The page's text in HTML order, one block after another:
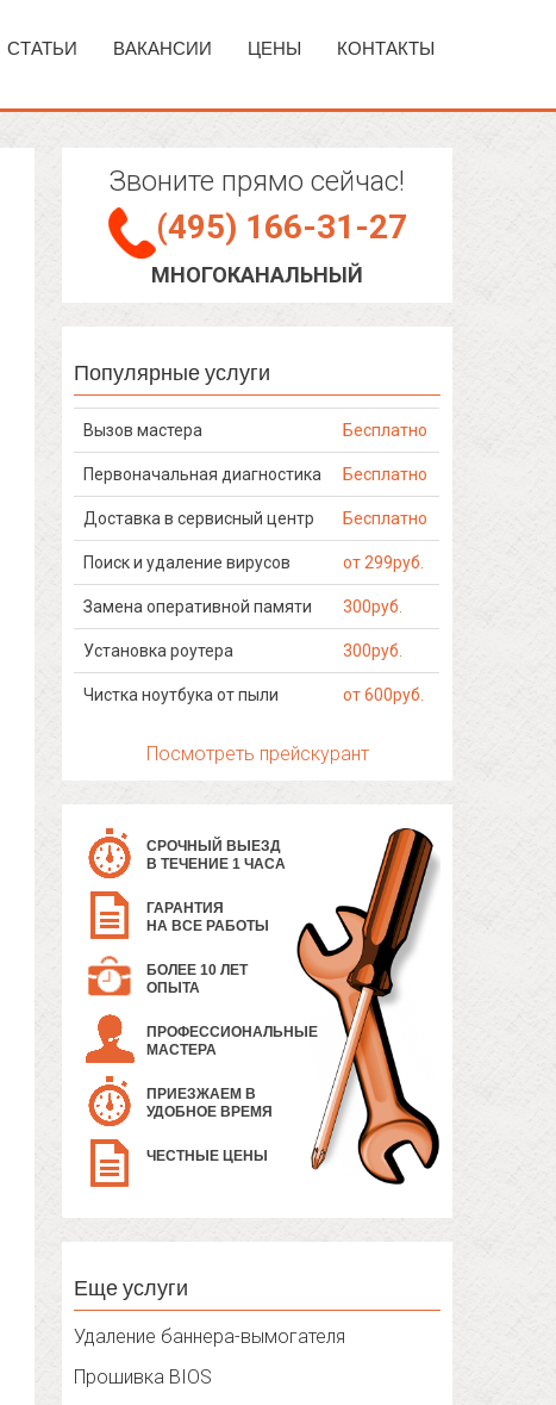
СТАТЬИ ВАКАНСИИ ЦЕНЫ КОНТАКТЫ
Звоните прямо сейчас!
(495) 166-31-27
МНОГОКАНАЛЬНЫЙ
Популярные услуги
Вызов мастера Бесплатно
Первоначальная диагностика Бесплатно
Доставка в сервисный центр Бесплатно
Поиск и удаление вирусов от 299руб.
Замена оперативной памяти 300руб.
Установка роутера 300руб.
Чистка ноутбука от пыли от 600руб.
Посмотреть прейскурант
СРОЧНЫЙ ВЫЕЗД
В ТЕЧЕНИЕ 1 ЧАСА
ГАРАНТИЯ
НА ВСЕ РАБОТЫ
БОЛЕЕ 10 ЛЕТ
ОПЫТА
ПРОФЕССИОНАЛЬНЫЕ
МАСТЕРА
ПРИЕЗЖАЕМ В
УДОБНОЕ ВРЕМЯ
ЧЕСТНЫЕ ЦЕНЫ
Еще услуги
Удаление баннера-вымогателя
Прошивка BIOS